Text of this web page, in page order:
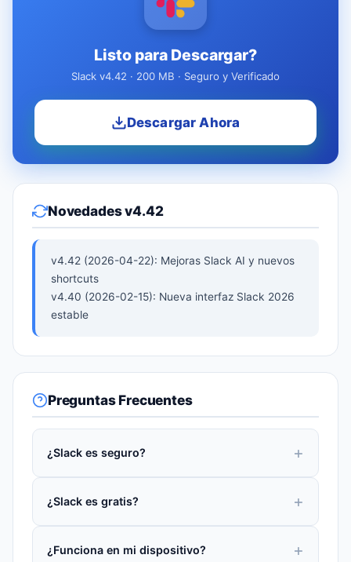
Listo para Descargar?
Slack v4.42 · 200 MB · Seguro y Verificado
Descargar Ahora
Novedades v4.42
v4.42 (2026-04-22): Mejoras Slack AI y nuevos
shortcuts
v4.40 (2026-02-15): Nueva interfaz Slack 2026
estable
Preguntas Frecuentes
¿Slack es seguro?
¿Slack es gratis?
¿Funciona en mi dispositivo?